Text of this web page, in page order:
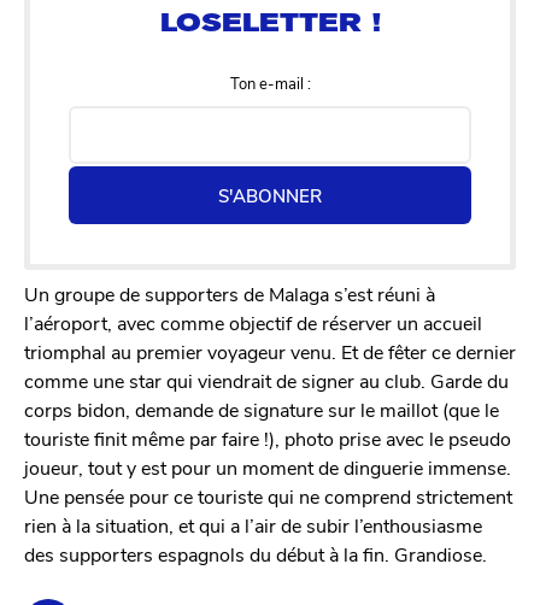
Ton e-mail :
S'ABONNER
Un groupe de supporters de Malaga s’est réuni à
l’aéroport, avec comme objectif de réserver un accueil
triomphal au premier voyageur venu. Et de fêter ce dernier
comme une star qui viendrait de signer au club. Garde du
corps bidon, demande de signature sur le maillot (que le
touriste finit même par faire !), photo prise avec le pseudo
joueur, tout y est pour un moment de dinguerie immense.
Une pensée pour ce touriste qui ne comprend strictement
rien à la situation, et qui a l’air de subir l’enthousiasme
des supporters espagnols du début à la fin. Grandiose.